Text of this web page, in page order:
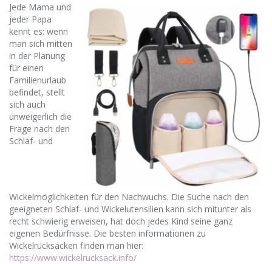
Jede Mama und
jeder Papa
kennt es: wenn
man sich mitten
in der Planung
für einen
Familienurlaub
befindet, stellt
sich auch
unweigerlich die
Frage nach den
Schlaf- und
Wickelmöglichkeiten für den Nachwuchs. Die Suche nach den
geeigneten Schlaf- und Wickelutensilien kann sich mitunter als
recht schwierig erweisen, hat doch jedes Kind seine ganz
eigenen Bedürfnisse. Die besten informationen zu
Wickelrücksäcken finden man hier:
https://www.wickelrucksack.info/